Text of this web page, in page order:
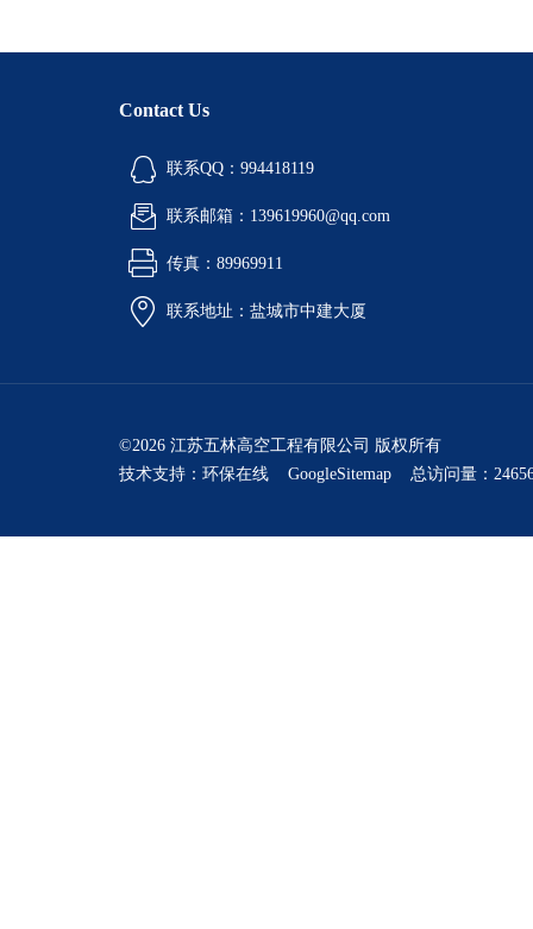
Contact Us
联系QQ：994418119
联系邮箱：139619960@qq.com
传真：89969911
联系地址：盐城市中建大厦
©2026 江苏五林高空工程有限公司 版权所有
技术支持： 环保在线 GoogleSitemap 总访问量：